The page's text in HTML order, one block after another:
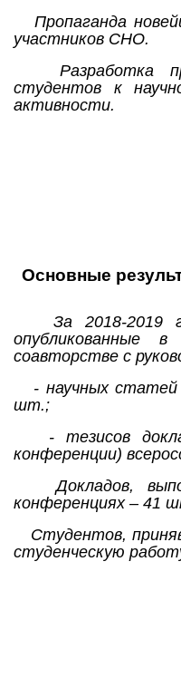
Пропаганда
участников СНО.
Разработка
студентов к
активности.
Основные
За 2018-2019
опубликованные
соавторстве с
- научных статей
шт.;
- тезисов
конференции)
Докладов,
конференциях – 41
Студентов,
студенческую